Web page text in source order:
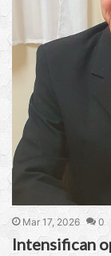
Mar 17, 2026 0
Intensifican